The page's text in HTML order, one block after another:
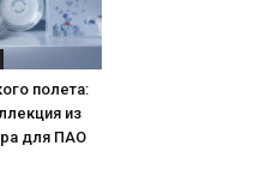
полета:
из
для ПАО